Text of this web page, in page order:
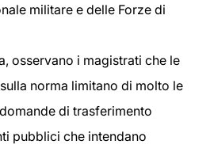
militare e delle Forze di
osservano i magistrati che le
norma limitano di molto le
di trasferimento
pubblici che intendano